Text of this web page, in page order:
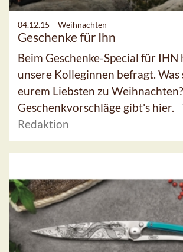
04.12.15 – Weihnachten
Geschenke für Ihn
Beim Geschenke-Special für
unsere Kolleginnen befragt.
eurem Liebsten zu
Geschenkvorschläge gibt's hier.
Redaktion